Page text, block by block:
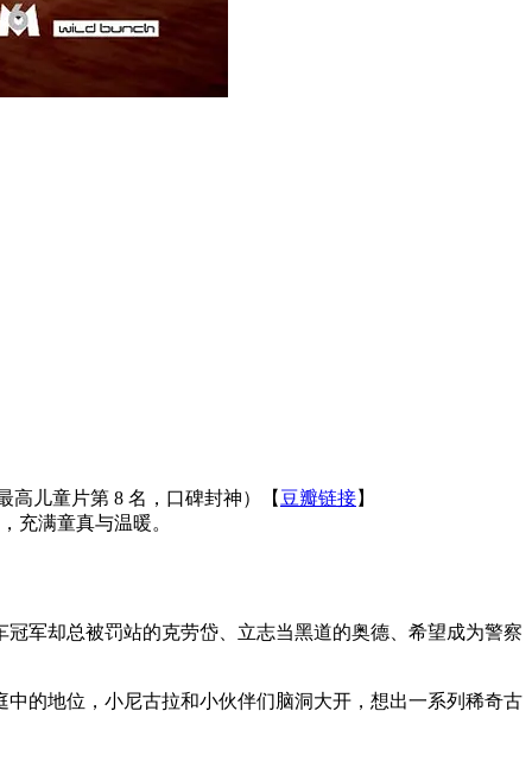
高儿童片第 8 名，口碑封神）【 豆瓣链接】
充满童真与温暖。
军却总被罚站的克劳岱、立志当黑道的奥德、希望成为警察
的地位，小尼古拉和小伙伴们脑洞大开，想出一系列稀奇古